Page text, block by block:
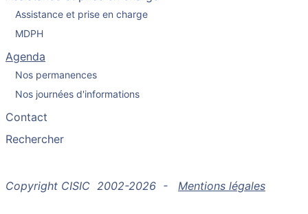
Assistance et prise en charge
MDPH
Agenda
Nos permanences
Nos journées d'informations
Contact
Rechercher
Copyright CISIC 2002-2026 - Mentions légales